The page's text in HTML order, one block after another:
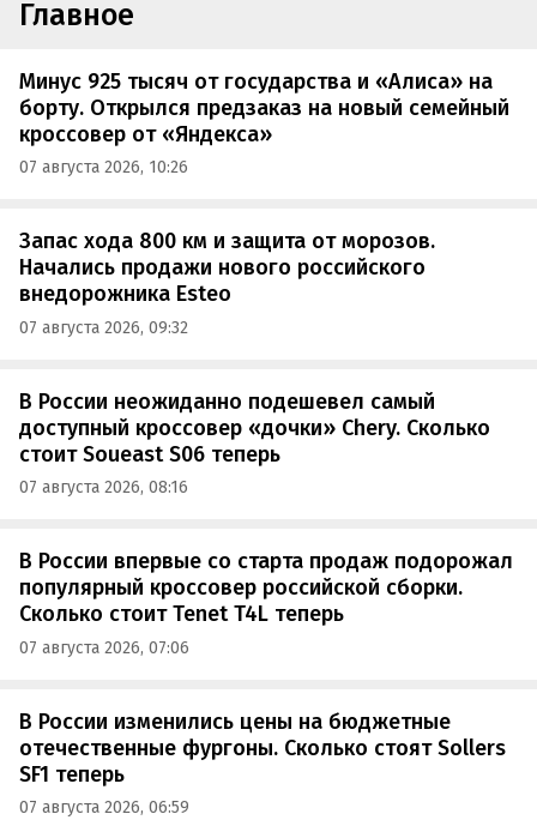
Главное
Минус 925 тысяч от государства и «Алиса» на
борту. Открылся предзаказ на новый семейный
кроссовер от «Яндекса»
07 августа 2026, 10:26
Запас хода 800 км и защита от морозов.
Начались продажи нового российского
внедорожника Esteo
07 августа 2026, 09:32
В России неожиданно подешевел самый
доступный кроссовер «дочки» Chery. Сколько
стоит Soueast S06 теперь
07 августа 2026, 08:16
В России впервые со старта продаж подорожал
популярный кроссовер российской сборки.
Сколько стоит Tenet T4L теперь
07 августа 2026, 07:06
В России изменились цены на бюджетные
отечественные фургоны. Сколько стоят Sollers
SF1 теперь
07 августа 2026, 06:59